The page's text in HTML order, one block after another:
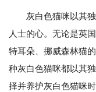
灰白色猫咪以其独
人士的心。无论是英
特耳朵、挪威森林猫
种灰白色猫咪都以其
择并养护灰白色猫咪